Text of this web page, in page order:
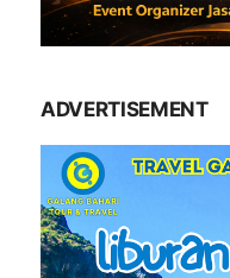
ADVERTISEMENT